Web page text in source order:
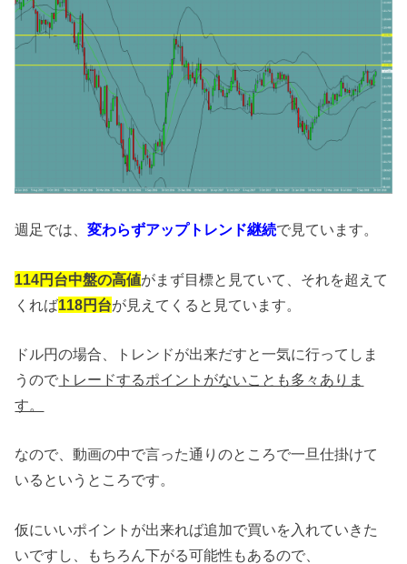
週足では、変わらずアップトレンド継続で見ています。
114円台中盤の高値がまず目標と見ていて、それを超えて
くれば118円台が見えてくると見ています。
ドル円の場合、トレンドが出来だすと一気に行ってしま
うので トレードするポイントがないことも多々ありま
す。
なので、動画の中で言った通りのところで一旦仕掛けて
いるというところです。
仮にいいポイントが出来れば追加で買いを入れていきた
いですし、もちろん下がる可能性もあるので、